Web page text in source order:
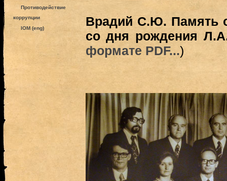
Противодействие
коррупции
IOM (eng)
Врадий С.Ю. Память
со дня рождения
формате PDF...)